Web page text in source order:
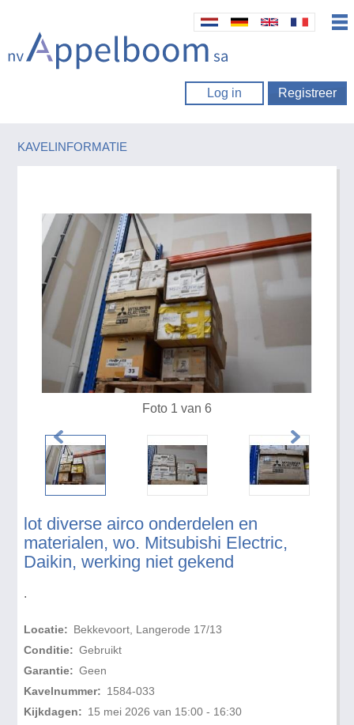
Log in Registreer
KAVELINFORMATIE
lot diverse airco onderdelen en
materialen, wo. Mitsubishi Electric,
Daikin, werking niet gekend
.
Locatie: Bekkevoort, Langerode 17/13
Conditie: Gebruikt
Garantie: Geen
Kavelnummer: 1584-033
Kijkdagen: 15 mei 2026 van 15:00 - 16:30
Foto 1 van 6